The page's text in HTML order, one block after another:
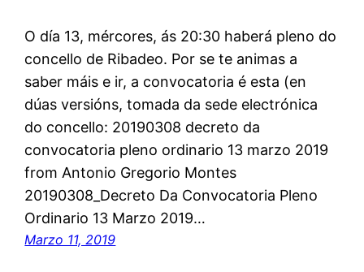
O día 13, mércores, ás 20:30 haberá pleno do
concello de Ribadeo. Por se te animas a
saber máis e ir, a convocatoria é esta (en
dúas versións, tomada da sede electrónica
do concello: 20190308 decreto da
convocatoria pleno ordinario 13 marzo 2019
from Antonio Gregorio Montes
20190308_Decreto Da Convocatoria Pleno
Ordinario 13 Marzo 2019…
Marzo 11, 2019